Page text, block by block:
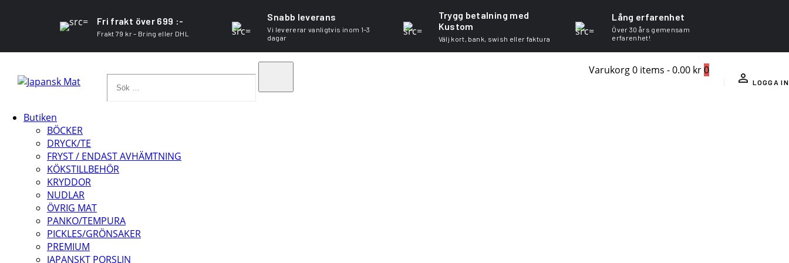
Fri frakt över 699 :-
Frakt 79 kr – Bring eller DHL
Snabb leverans
Vi levererar vanligtvis inom 1–3
dagar
Trygg betalning med
Kustom
Välj kort, bank, swish eller faktura
Lång erfarenhet
Över 30 års gemensam
erfarenhet!
Varukorg0 items -0.00 kr0
LOGGA IN
Butiken
BÖCKER
DRYCK/TE
FRYST / ENDAST AVHÄMTNING
KÖKSTILLBEHÖR
KRYDDOR
NUDLAR
ÖVRIG MAT
PANKO/TEMPURA
PICKLES/GRÖNSAKER
PREMIUM
JAPANSKT PORSLIN